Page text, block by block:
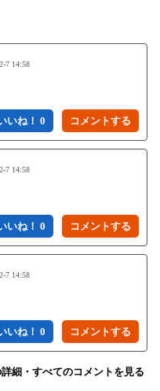
7 14:58
いね！ 0
7 14:58
いね！ 0
7 14:58
いね！ 0
細・すべてのコメントを見る